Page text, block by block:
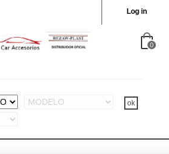
Log in
0